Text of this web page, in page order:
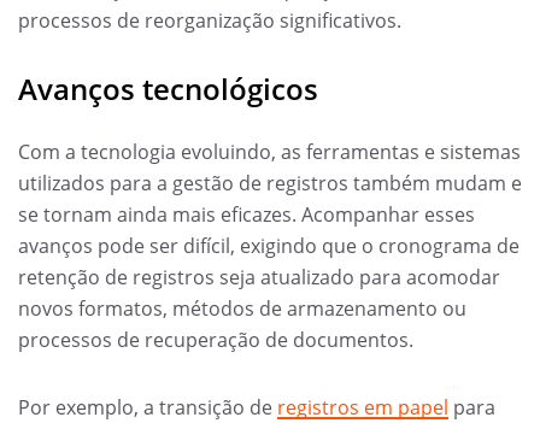
processos de reorganização significativos.
Avanços tecnológicos
Com a tecnologia evoluindo, as ferramentas e sistemas
utilizados para a gestão de registros também mudam e
se tornam ainda mais eficazes. Acompanhar esses
avanços pode ser difícil, exigindo que o cronograma de
retenção de registros seja atualizado para acomodar
novos formatos, métodos de armazenamento ou
processos de recuperação de documentos.
Por exemplo, a transição de registros em papel para